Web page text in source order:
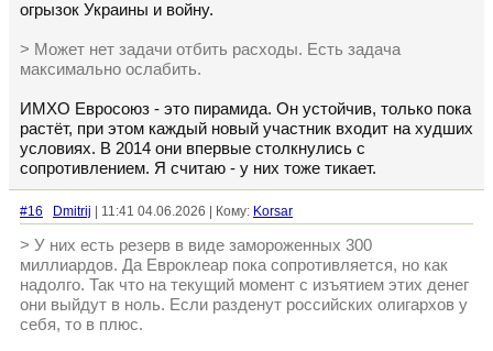
огрызок Украины и войну.
> Может нет задачи отбить расходы. Есть задача
максимально ослабить.
ИМХО Евросоюз - это пирамида. Он устойчив, только пока
растёт, при этом каждый новый участник входит на худших
условиях. В 2014 они впервые столкнулись с
сопротивлением. Я считаю - у них тоже тикает.
#16 Dmitrij | 11:41 04.06.2026 | Кому: Korsar
> У них есть резерв в виде замороженных 300
миллиардов. Да Евроклеар пока сопротивляется, но как
надолго. Так что на текущий момент с изъятием этих денег
они выйдут в ноль. Если разденут российских олигархов у
себя, то в плюс.